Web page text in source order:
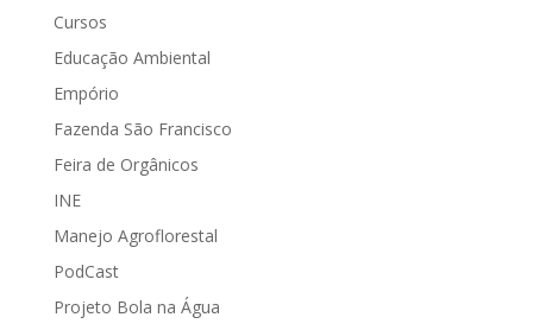
Cursos
Educação Ambiental
Empório
Fazenda São Francisco
Feira de Orgânicos
INE
Manejo Agroflorestal
PodCast
Projeto Bola na Água